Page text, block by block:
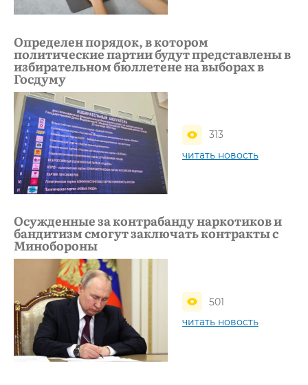
Определен порядок, в котором
политические партии будут представлены в
избирательном бюллетене на выборах в
Госдуму
313
читать новость
Осужденные за контрабанду наркотиков и
бандитизм смогут заключать контракты с
Минобороны
501
читать новость